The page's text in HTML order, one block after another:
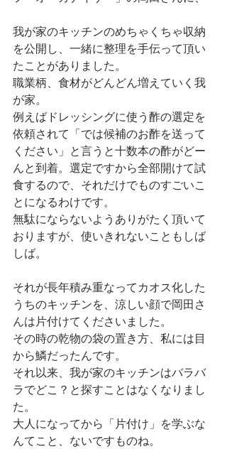
我が家のキッチンのめちゃくちゃ収納
を公開し、一緒に整理を手伝って頂い
たことがありました。
職業柄、食材がどんどん増えていく我
が家。
例えばドレッシングに使う酢の選定を
依頼されて「では候補のお酢を送って
ください」と言うと十数本の酢がどー
んと到着。選定ですから全部開けて試
食するので、それだけでものすごいこ
とになるわけです。
無駄にならないようありがたく頂いて
おりますが、使いきれないこともしば
しば。
それが長年積み重なってカオス化した
うちのキッチンを、涼しい顔で岡田さ
んは片付けてくださいました。
その時の乾物の袋の置き方、私には目
から鱗だったんです。
それ以来、我が家のキッチンはバラバ
ラでどこ？と探すことはなくなりまし
た。
大人になってから「片付け」を学ぶな
んてこと、ないですものね。